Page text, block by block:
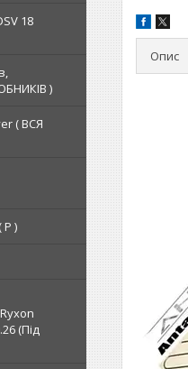
18
)
( ВСЯ
Р )
(Під
Опис